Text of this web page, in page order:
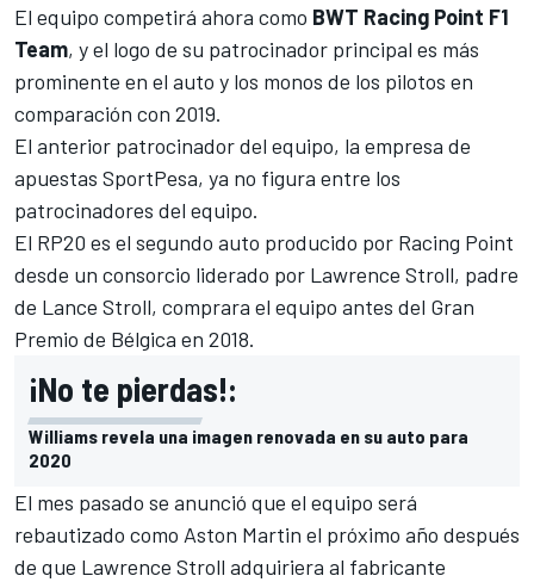
El equipo competirá ahora como BWT Racing Point F1
Team, y el logo de su patrocinador principal es más
prominente en el auto y los monos de los pilotos en
comparación con 2019.
El anterior patrocinador del equipo, la empresa de
apuestas SportPesa, ya no figura entre los
patrocinadores del equipo.
El RP20 es el segundo auto producido por Racing Point
desde un consorcio liderado por Lawrence Stroll, padre
de Lance Stroll, comprara el equipo antes del Gran
Premio de Bélgica en 2018.
¡No te pierdas!:
Williams revela una imagen renovada en su auto para
2020
El mes pasado se anunció que el equipo será
rebautizado como Aston Martin el próximo año después
de que Lawrence Stroll adquiriera al fabricante